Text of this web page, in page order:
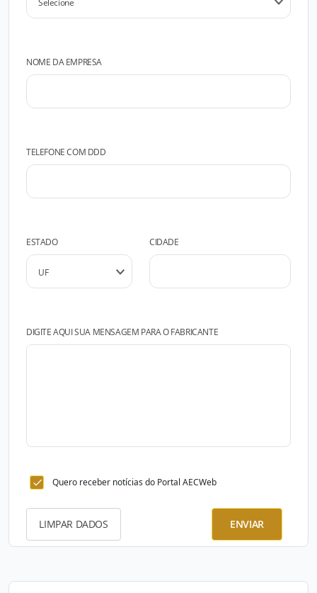
NOME DA EMPRESA
TELEFONE COM DDD
ESTADO CIDADE
DIGITE AQUI SUA MENSAGEM PARA O FABRICANTE
Quero receber notícias do Portal AECWeb
LIMPAR DADOS ENVIAR